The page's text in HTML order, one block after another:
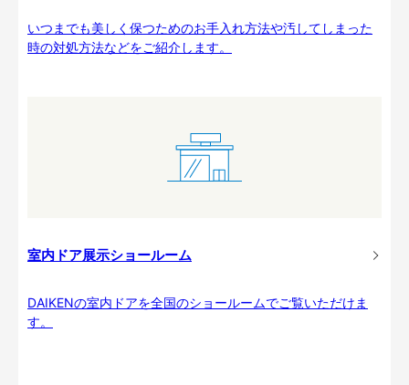
いつまでも美しく保つためのお手入れ方法や汚してしまった
時の対処方法などをご紹介します。
室内ドア展示ショールーム
DAIKENの室内ドアを全国のショールームでご覧いただけま
す。